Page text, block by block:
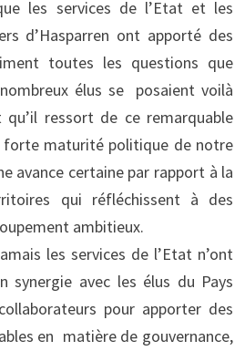
les services de l’Etat et les
d’Hasparren ont apporté des
toutes les questions que
élus se posaient voilà
ressort de ce remarquable
maturité politique de notre
avance certaine par rapport à la
qui réfléchissent à des
ambitieux.
les services de l’Etat n’ont
synergie avec les élus du Pays
pour apporter des
en matière de gouvernance,